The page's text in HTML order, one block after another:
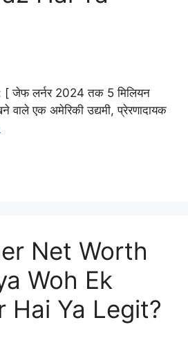
जेफ लर्नर 2024 तक 5 मिलियन
वाले एक अमेरिकी उद्यमी, प्रेरणादायक
Net Worth
Woh Ek
Hai Ya Legit?